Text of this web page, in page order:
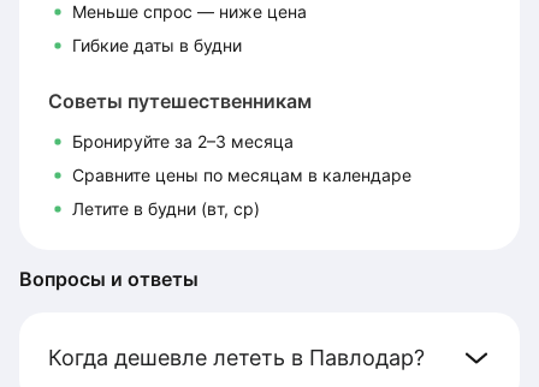
Меньше спрос — ниже цена
Гибкие даты в будни
Советы путешественникам
Бронируйте за 2–3 месяца
Сравните цены по месяцам в календаре
Летите в будни (вт, ср)
Вопросы и ответы
Когда дешевле лететь в Павлодар?